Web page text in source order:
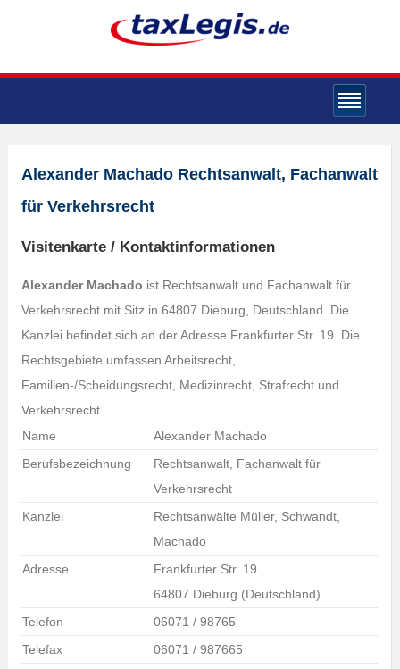
Alexander Machado Rechtsanwalt, Fachanwalt
für Verkehrsrecht
Visitenkarte / Kontaktinformationen
Alexander Machado ist Rechtsanwalt und Fachanwalt für
Verkehrsrecht mit Sitz in 64807 Dieburg, Deutschland. Die
Kanzlei befindet sich an der Adresse Frankfurter Str. 19. Die
Rechtsgebiete umfassen Arbeitsrecht,
Familien-/Scheidungsrecht, Medizinrecht, Strafrecht und
Verkehrsrecht.
Name
Alexander Machado
Berufsbezeichnung
Rechtsanwalt, Fachanwalt für
Verkehrsrecht
Kanzlei
Rechtsanwälte Müller, Schwandt,
Machado
Adresse
Frankfurter Str. 19
64807 Dieburg (Deutschland)
Telefon
06071 / 98765
Telefax
06071 / 987665